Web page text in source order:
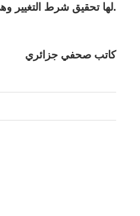
لها تحقيق شرط التغيير وهي إذا العبقرية التاريخية التي تنقص هذا الجيل السياسي للجزائر.
كاتب صحفي جزائري